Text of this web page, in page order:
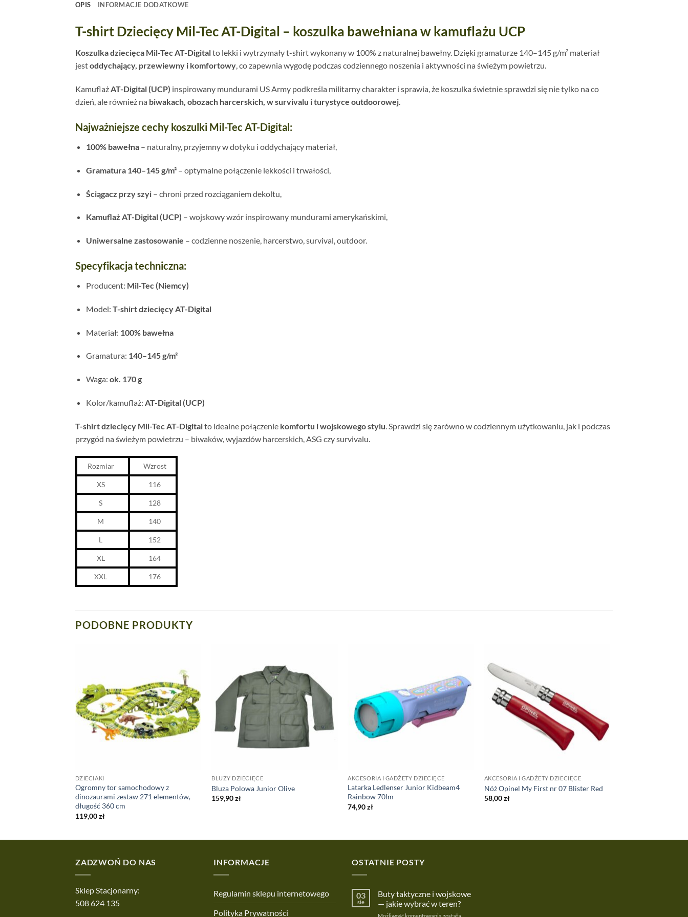
OPIS INFORMACJE DODATKOWE
T-shirt Dziecięcy Mil-Tec AT-Digital – koszulka bawełniana w kamuflażu UCP
Koszulka dziecięca Mil-Tec AT-Digitalto lekki i wytrzymały t-shirt wykonany w 100% z naturalnej bawełny. Dzięki gramaturze 140–145 g/m² materiał
jestoddychający, przewiewny i komfortowy, co zapewnia wygodę podczas codziennego noszenia i aktywności na świeżym powietrzu.
KamuflażAT-Digital (UCP) inspirowany mundurami US Army podkreśla militarny charakter i sprawia, że koszulka świetnie sprawdzi się nie tylko na co
dzień, ale również na biwakach, obozach harcerskich, w survivalu i turystyce outdoorowej.
Najważniejsze cechy koszulki Mil-Tec AT-Digital:
100% bawełna– naturalny, przyjemny w dotyku i oddychający materiał,
Gramatura 140–145 g/m²– optymalne połączenie lekkości i trwałości,
Ściągacz przy szyi– chroni przed rozciąganiem dekoltu,
Kamuflaż AT-Digital (UCP) – wojskowy wzór inspirowany mundurami amerykańskimi,
Uniwersalne zastosowanie – codzienne noszenie, harcerstwo, survival, outdoor.
Specyfikacja techniczna:
Producent: Mil-Tec (Niemcy)
Model: T-shirt dziecięcy AT-Digital
Materiał: 100% bawełna
Gramatura: 140–145 g/m²
Waga: ok. 170 g
Kolor/kamuflaż: AT-Digital (UCP)
T-shirt dziecięcy Mil-Tec AT-Digitalto idealne połączenie komfortu i wojskowego stylu . Sprawdzi się zarówno w codziennym użytkowaniu, jak i podczas
przygód na świeżym powietrzu – biwaków, wyjazdów harcerskich, ASG czy survivalu.
Rozmiar Wzrost
XS 116
S 128
M 140
L 152
XL 164
XXL 176
PODOBNE PRODUKTY
DZIECIAKI
Ogromny tor samochodowy z
dinozaurami zestaw 271 elementów,
długość 360 cm
119,00zł
BLUZY DZIECIĘCE
Bluza Polowa Junior Olive
159,90zł
AKCESORIA I GADŻETY DZIECIĘCE
Latarka Ledlenser Junior Kidbeam4
Rainbow 70lm
74,90zł
AKCESORIA I GADŻETY DZIECIĘCE
Nóż Opinel My First nr 07 Blister Red
58,00zł
ZADZWOŃ DO NAS
Sklep Stacjonarny:
508 624 135
INFORMACJE
Regulamin sklepu internetowego
Polityka Prywatności
OSTATNIE POSTY
03
sie
Buty taktyczne i wojskowe
— jakie wybrać w teren?
Buty